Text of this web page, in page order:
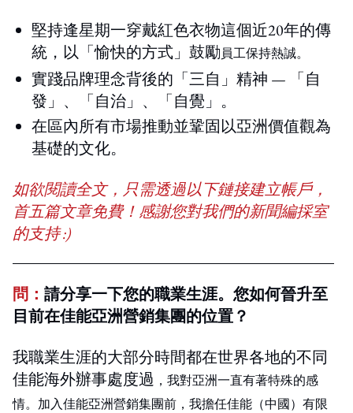
堅持逢星期一穿戴紅色衣物這個近20年的傳
統，以「愉快的方式」鼓勵員工保持熱誠。
實踐品牌理念背後的「三自」精神 — 「自
發」、「自治」、「自覺」。
在區內所有市場推動並鞏固以亞洲價值觀為
基礎的文化。
如欲閱讀全文，只需透過以下鏈接建立帳戶，
首五篇文章免費！感謝您對我們的新聞編採室
的支持 :)
問： 請分享一下您的職業生涯。您如何晉升至
目前在佳能亞洲營銷集團的位置？
我職業生涯的大部分時間都在世界各地的不同
佳能海外辦事處度過 ，我對亞洲一直有著特殊的感
情。加入佳能亞洲營銷集團前，我擔任佳能（中國）有限